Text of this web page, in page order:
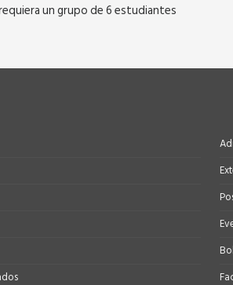
un grupo de 6 estudiantes